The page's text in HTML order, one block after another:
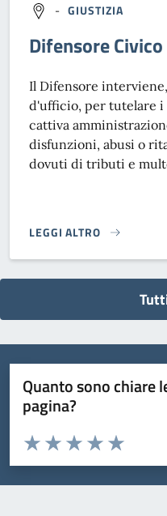
- GIUSTIZIA
Difensore Civico
Il Difensore
d'ufficio, per tutelare
cattiva
disfunzioni, abusi o
dovuti di tributi e
LEGGI ALTRO
DIFENSORE CIVICO}
Quanto sono chiare
pagina?
Domanda
Valuta da 1 a 5 stelle la pagina
Valuta 5
Valuta 4
Valuta 3 stelle su
Valuta 2 stelle su 5
Valuta 1 stelle su 5